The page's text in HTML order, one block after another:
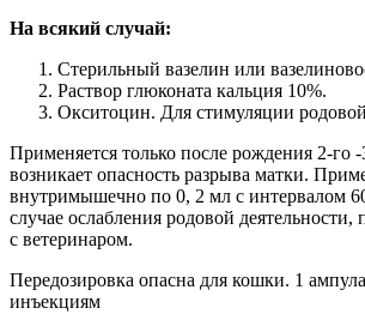
На всякий случай:
Стерильный вазелин или
Раствор глюконата кальция 10%.
Окситоцин. Для стимуляции родовой
Применяется только после рождения 2-го
возникает опасность разрыва матки.
внутримышечно по 0, 2 мл с интервалом
случае ослабления родовой деятельности,
с ветеринаром.
Передозировка опасна для кошки. 1
инъекциям